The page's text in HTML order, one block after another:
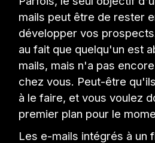
mails peut être de rester
développer vos
au fait que quelqu'un est
mails, mais n'a pas
chez vous. Peut-être
à le faire, et vous voulez
premier plan pour le
Les e-mails intégrés à un